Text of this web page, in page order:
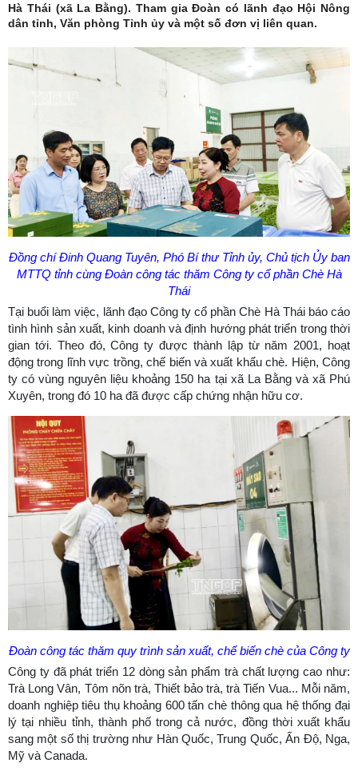
Hà Thái (xã La Bằng). Tham gia Đoàn có lãnh đạo Hội Nông
dân tỉnh, Văn phòng Tỉnh ủy và một số đơn vị liên quan.
Đồng chí Đinh Quang Tuyên, Phó Bí thư Tỉnh ủy, Chủ tịch Ủy ban
MTTQ tỉnh cùng Đoàn công tác thăm Công ty cổ phần Chè Hà
Thái
Tại buổi làm việc, lãnh đạo Công ty cổ phần Chè Hà Thái báo cáo
tình hình sản xuất, kinh doanh và định hướng phát triển trong thời
gian tới. Theo đó, Công ty được thành lập từ năm 2001, hoạt
động trong lĩnh vực trồng, chế biến và xuất khẩu chè. Hiện, Công
ty có vùng nguyên liệu khoảng 150 ha tại xã La Bằng và xã Phú
Xuyên, trong đó 10 ha đã được cấp chứng nhận hữu cơ.
Đoàn công tác thăm quy trình sản xuất, chế biến chè của Công ty
Công ty đã phát triển 12 dòng sản phẩm trà chất lượng cao như:
Trà Long Vân, Tôm nõn trà, Thiết bảo trà, trà Tiến Vua... Mỗi năm,
doanh nghiệp tiêu thụ khoảng 600 tấn chè thông qua hệ thống đại
lý tại nhiều tỉnh, thành phố trong cả nước, đồng thời xuất khẩu
sang một số thị trường như Hàn Quốc, Trung Quốc, Ấn Độ, Nga,
Mỹ và Canada.